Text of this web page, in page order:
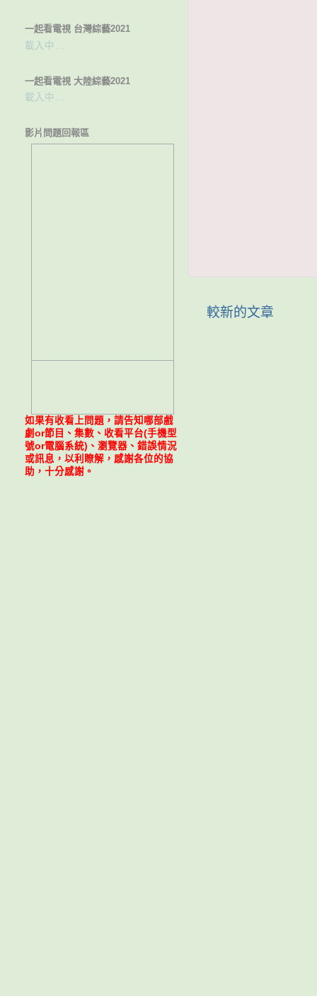
較新的文章
一起看電視 台灣綜藝2021
載入中…
一起看電視 大陸綜藝2021
載入中…
影片問題回報區
如果有收看上問題，請告知哪部戲
劇or節目、集數、收看平台(手機型
號or電腦系統)、瀏覽器、錯誤情況
或訊息，以利瞭解，感謝各位的協
助，十分感謝。